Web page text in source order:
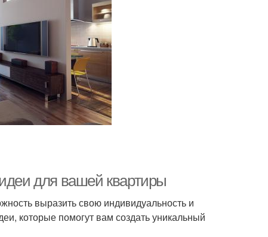
для вашей квартиры
выразить свою индивидуальность и
которые помогут вам создать уникальный